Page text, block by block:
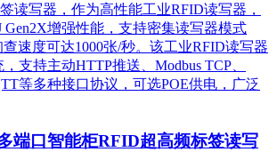
读写器，作为高性能工业RFID读写器，
Gen2X增强性能，支持密集读写器模式
速度可达1000张/秒。该工业RFID读写器
支持主动HTTP推送、Modbus TCP、
等多种接口协议，可选POE供电，广泛
端口智能柜RFID超高频标签读写